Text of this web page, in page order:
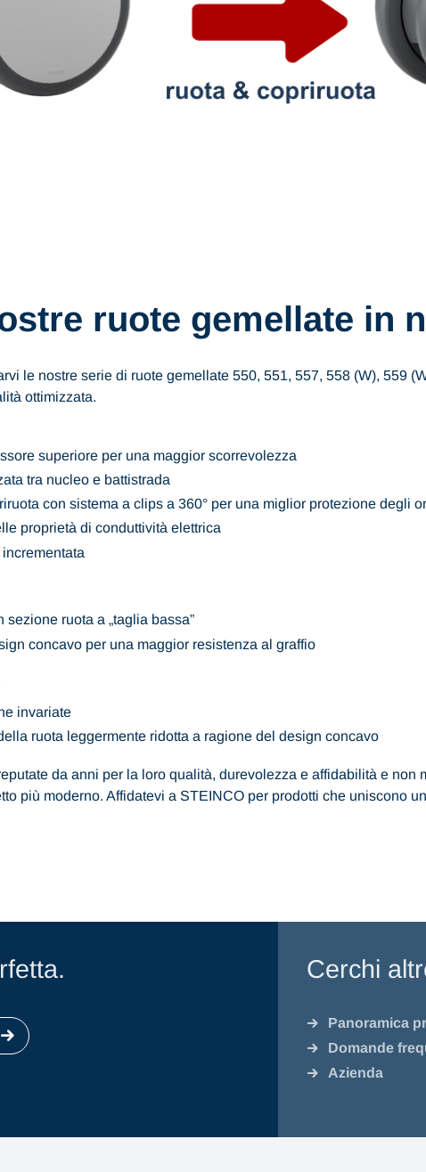
ruote gemellate in
le nostre serie di ruote gemellate 550, 551, 557, 558 (W), 559
ottimizzata.
superiore per una maggior scorrevolezza
tra nucleo e battistrada
con sistema a clips a 360° per una miglior protezione degli
proprietà di conduttività elettrica
sezione ruota a „taglia bassa”
concavo per una maggior resistenza al graffio
invariate
ruota leggermente ridotta a ragione del design concavo
da anni per la loro qualità, durevolezza e affidabilità e non
più moderno. Affidatevi a STEINCO per prodotti che uniscono
Cerchi
Panoramica
Domande
Azienda